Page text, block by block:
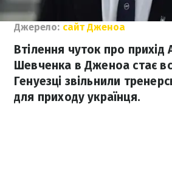
Джерело: сайт Дженоа
Втілення чуток про прихід
Шевченка в Дженоа стає
Генуезці звільнили
для приходу українця.